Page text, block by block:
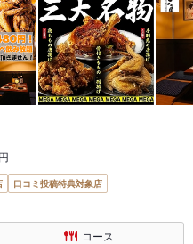
口コミ投稿特典対象店
コース